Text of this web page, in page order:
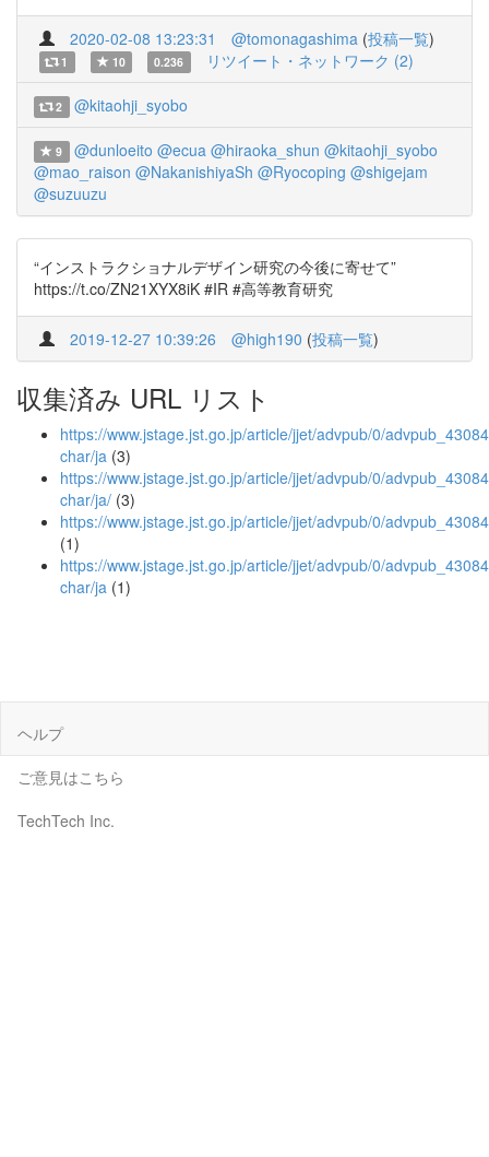
2020-02-08 13:23:31 @tomonagashima (投稿一覧)
1 10 0.236 リツイート・ネットワーク (2)
2 @kitaohji_syobo
9 @dunloeito @ecua @hiraoka_shun @kitaohji_syobo
@mao_raison @NakanishiyaSh @Ryocoping @shigejam
@suzuuzu
“インストラクショナルデザイン研究の今後に寄せて”
https://t.co/ZN21XYX8iK #IR #高等教育研究
2019-12-27 10:39:26 @high190 (投稿一覧)
収集済み URL リスト
https://www.jstage.jst.go.jp/article/jjet/advpub/0/
char/ja (3)
https://www.jstage.jst.go.jp/article/jjet/advpub/0/
char/ja/ (3)
https://www.jstage.jst.go.jp/article/jjet/advpub/0/
(1)
https://www.jstage.jst.go.jp/article/jjet/advpub/0/
char/ja (1)
ヘルプ
ご意見はこちら
TechTech Inc.